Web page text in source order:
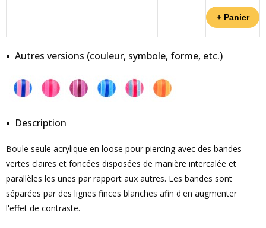
Autres versions (couleur, symbole, forme, etc.)
Description
Boule seule acrylique en loose pour piercing avec des bandes
vertes claires et foncées disposées de manière intercalée et
parallèles les unes par rapport aux autres. Les bandes sont
séparées par des lignes finces blanches afin d'en augmenter
l'effet de contraste.